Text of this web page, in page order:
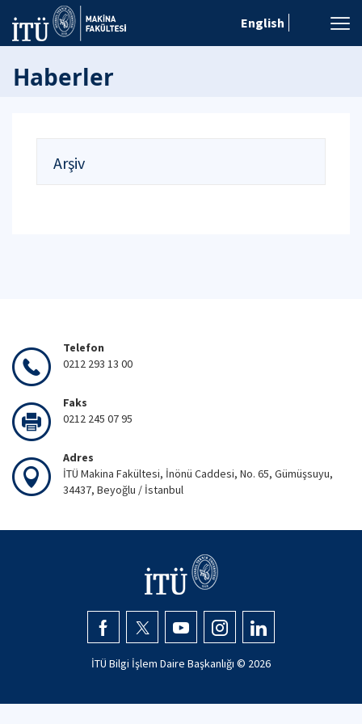
English
Haberler
Arşiv
Telefon
0212 293 13 00
Faks
0212 245 07 95
Adres
İTÜ Makina Fakültesi, İnönü Caddesi, No. 65, Gümüşsuyu,
34437, Beyoğlu / İstanbul
İTÜ Bilgi İşlem Daire Başkanlığı © 2026